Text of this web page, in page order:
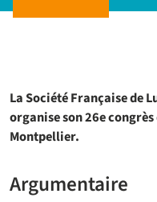
La Société Française de
organise son 26e
Montpellier.
Argumentaire